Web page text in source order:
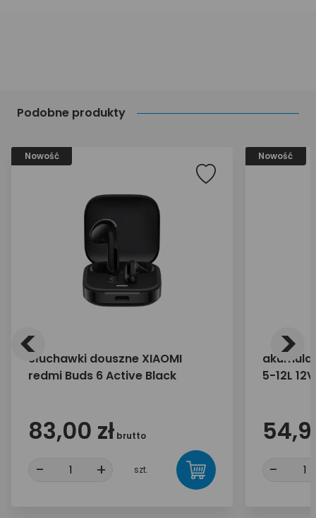
Podobne produkty
Nowość
Słuchawki douszne XIAOMI
redmi Buds 6 Active Black
83,00 zł brutto
- + szt.
Nowość
5-12L
-
< >